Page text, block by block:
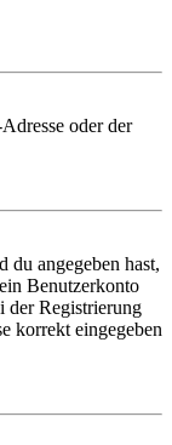
oder der
du angegeben hast,
Benutzerkonto
der Registrierung
korrekt eingegeben